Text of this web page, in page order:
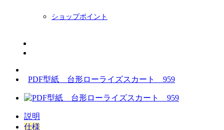
ショップポイント
PDF型紙 台形ローライズスカート 959
説明
仕様